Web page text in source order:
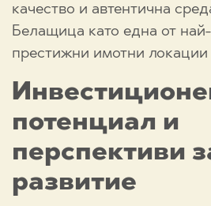
качество и автентична
Белащица като една от
престижни имотни
потенциал и
перспективи
развитие